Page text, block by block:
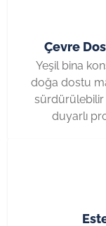
Çevre
Yeşil bina
doğa dostu
sürdürülebilir
duyarlı